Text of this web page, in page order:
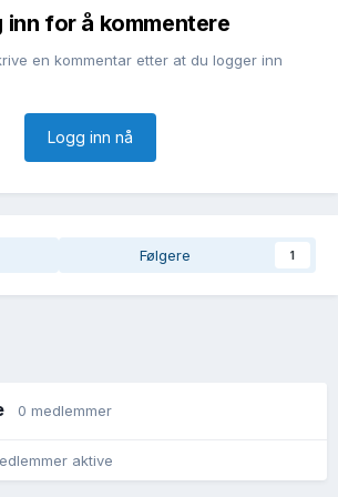
inn for å kommentere
en kommentar etter at du logger inn
Logg inn nå
Følgere 1
0 medlemmer
aktive